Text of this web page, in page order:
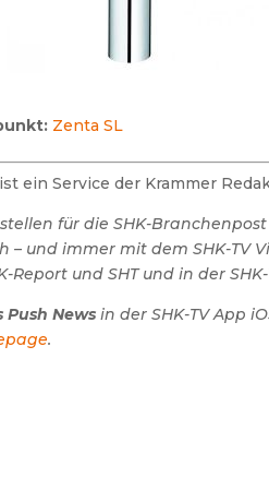
Zenta SL
ein Service der Krammer
für die SHK-
und immer mit dem SHK-TV
Report und SHT und in der
Push News in der SHK-TV App
.